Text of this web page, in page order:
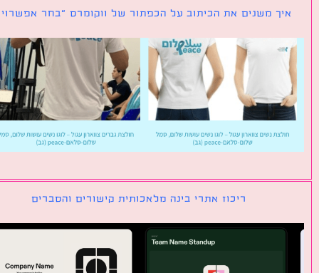
משנים את הכיתוב על הכפתור של ווקומרס ״בחר אפשרויות״
ריכוז אתרי בינה מלאכותית קישורים והסברים